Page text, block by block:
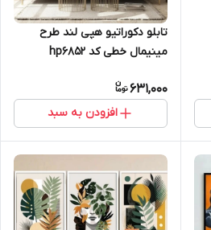
تابلو دکوراتیو هپی لند طرح
مینیمال خطی کد hp6852
631,000
افزودن به سبد